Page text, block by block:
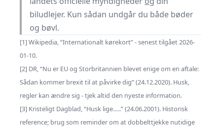
biludlejer. Kun sådan undgår du både bøder
og bøvl.
[1] Wikipedia, “Internationalt kørekort” - senest tilgået 2026-
01-10.
[2] DR, “Nu er EU og Storbritannien blevet enige om en aftale:
Sådan kommer brexit til at påvirke dig” (24.12.2020). Husk,
regler kan ændre sig - tjek altid den nyeste information.
[3] Kristeligt Dagblad, “Husk lige…..” (24.06.2001). Historisk
reference; brug som reminder om at dobbelttjekke nutidige